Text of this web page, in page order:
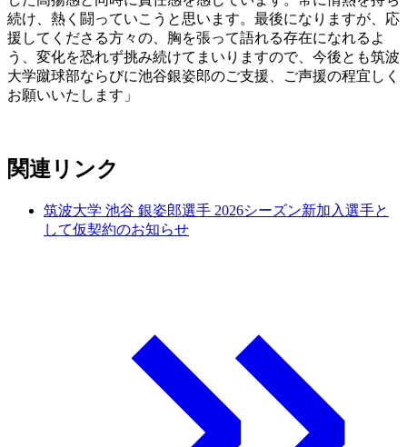
続け、熱く闘っていこうと思います。最後になりますが、応
援してくださる方々の、胸を張って語れる存在になれるよ
う、変化を恐れず挑み続けてまいりますので、今後とも筑波
大学蹴球部ならびに池谷銀姿郎のご支援、ご声援の程宜しく
お願いいたします」
関連リンク
筑波大学 池谷 銀姿郎選手 2026シーズン新加入選手と
して仮契約のお知らせ